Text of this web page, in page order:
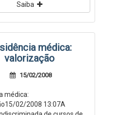
Saiba
médica:
valorização
15/02/2008
médica:
02/2008 13:07A